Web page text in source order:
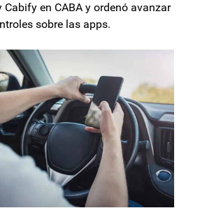
Cabify en CABA y ordenó avanzar
sobre las apps.